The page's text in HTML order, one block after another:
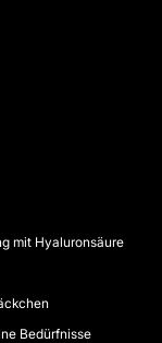
mit Hyaluronsäure
Bedürfnisse